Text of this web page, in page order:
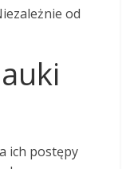
od
ich postępy